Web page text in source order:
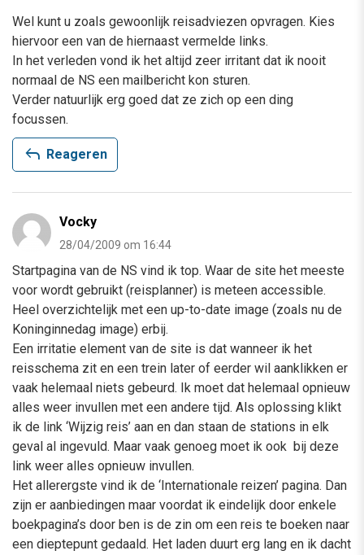
Wel kunt u zoals gewoonlijk reisadviezen opvragen. Kies
hiervoor een van de hiernaast vermelde links.
In het verleden vond ik het altijd zeer irritant dat ik nooit
normaal de NS een mailbericht kon sturen.
Verder natuurlijk erg goed dat ze zich op een ding
focussen.
reply Reageren
Vocky
28/04/2009 om 16:44
Startpagina van de NS vind ik top. Waar de site het meeste
voor wordt gebruikt (reisplanner) is meteen accessible.
Heel overzichtelijk met een up-to-date image (zoals nu de
Koninginnedag image) erbij.
Een irritatie element van de site is dat wanneer ik het
reisschema zit en een trein later of eerder wil aanklikken er
vaak helemaal niets gebeurd. Ik moet dat helemaal opnieuw
alles weer invullen met een andere tijd. Als oplossing klikt
ik de link ‘Wijzig reis’ aan en dan staan de stations in elk
geval al ingevuld. Maar vaak genoeg moet ik ook bij deze
link weer alles opnieuw invullen.
Het allerergste vind ik de ‘Internationale reizen’ pagina. Dan
zijn er aanbiedingen maar voordat ik eindelijk door enkele
boekpagina’s door ben is de zin om een reis te boeken naar
een dieptepunt gedaald. Het laden duurt erg lang en ik dacht